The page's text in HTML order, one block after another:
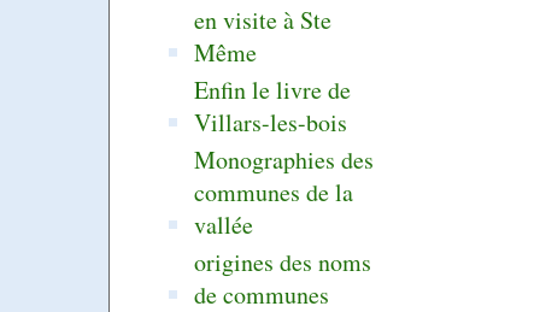
en visite à Ste
Même
Enfin le livre de
Villars-les-bois
Monographies des
communes de la
vallée
origines des noms
de communes